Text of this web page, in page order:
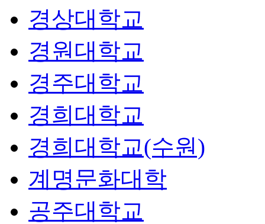
경상대학교
경원대학교
경주대학교
경희대학교
경희대학교(수원)
계명문화대학
공주대학교